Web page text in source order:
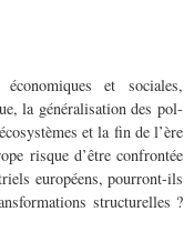
et sociales,
la général­i­sa­tion des pol­
et la fin de l’ère
risque d’être con­fron­tée
européens, pourront-ils
struc­turelles ?